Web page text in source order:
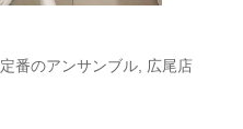
定番のアンサンブル 広尾店